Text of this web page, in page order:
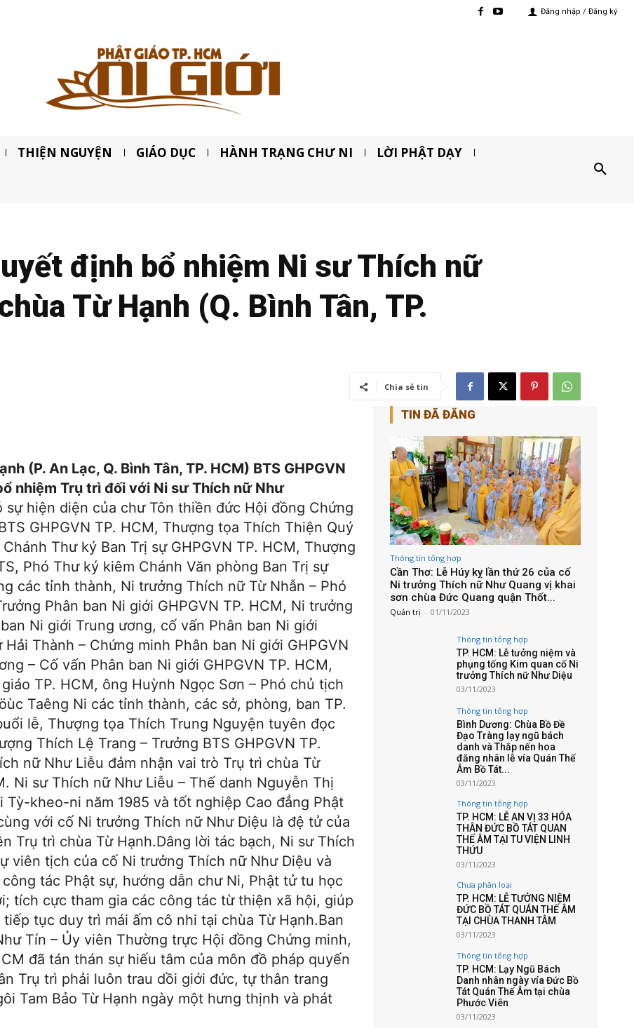
Đăng nhập / Đăng ký
THIỆN NGUYỆN GIÁO DỤC HÀNH TRẠNG CHƯ NI LỜI PHẬT DẠY
định bổ nhiệm Ni sư Thích nữ
Từ Hạnh (Q. Bình Tân, TP.
Chia sẻ tin
(P. An Lạc, Q. Bình Tân, TP. HCM) BTS GHPGVN
nhiệm Trụ trì đối với Ni sư Thích nữ Như
hiện diện của chư Tôn thiền đức Hội đồng Chứng
GHPGVN TP. HCM, Thượng tọa Thích Thiện Quý
Thư ký Ban Trị sự GHPGVN TP. HCM, Thượng
Phó Thư ký kiêm Chánh Văn phòng Ban Trị sự
các tỉnh thành, Ni trưởng Thích nữ Từ Nhẫn – Phó
Phân ban Ni giới GHPGVN TP. HCM, Ni trưởng
Ni giới Trung ương, cố vấn Phân ban Ni giới
Thành – Chứng minh Phân ban Ni giới GHPGVN
– Cố vấn Phân ban Ni giới GHPGVN TP. HCM,
TP. HCM, ông Huỳnh Ngọc Sơn – Phó chủ tịch
Taêng Ni các tỉnh thành, các sở, phòng, ban TP.
lễ, Thượng tọa Thích Trung Nguyện tuyên đọc
Thích Lệ Trang – Trưởng BTS GHPGVN TP.
nữ Như Liễu đảm nhận vai trò Trụ trì chùa Từ
Ni sư Thích nữ Như Liễu – Thế danh Nguyễn Thị
Tỳ-kheo-ni năm 1985 và tốt nghiệp Cao đẳng Phật
với cố Ni trưởng Thích nữ Như Diệu là đệ tử của
Trụ trì chùa Từ Hạnh.Dâng lời tác bạch, Ni sư Thích
viên tịch của cố Ni trưởng Thích nữ Như Diệu và
tác Phật sự, hướng dẫn chư Ni, Phật tử tu học
tích cực tham gia các công tác từ thiện xã hội, giúp
tục duy trì mái ấm cô nhi tại chùa Từ Hạnh.Ban
Tín – Ủy viên Thường trực Hội đồng Chứng minh,
đã tán thán sự hiếu tâm của môn đồ pháp quyến
Trụ trì phải luôn trau dồi giới đức, tự thân trang
Tam Bảo Từ Hạnh ngày một hưng thịnh và phát
TIN ĐÃ ĐĂNG
Thông tin tổng hợp
Cần Thơ: Lễ Húy kỵ lần thứ 26 của cố
Ni trưởng Thích nữ Như Quang vị khai
sơn chùa Đức Quang quận Thốt...
Quản trị - 01/11/2023
Thông tin tổng hợp
TP. HCM: Lễ tưởng niệm và
phụng tống Kim quan cố Ni
trưởng Thích nữ Như Diệu
03/11/2023
Thông tin tổng hợp
Bình Dương: Chùa Bồ Đề
Đạo Tràng lạy ngũ bách
danh và Thắp nến hoa
đăng nhân lễ vía Quán Thế
Âm Bồ Tát...
03/11/2023
Thông tin tổng hợp
TP. HCM: LỄ AN VỊ 33 HÓA
THÂN ĐỨC BỒ TÁT QUAN
THẾ ÂM TẠI TU VIỆN LINH
THỨU
03/11/2023
Chưa phân loại
TP. HCM: LỄ TƯỞNG NIỆM
ĐỨC BỒ TÁT QUÁN THẾ ÂM
TẠI CHÙA THANH TÂM
03/11/2023
Thông tin tổng hợp
TP. HCM: Lạy Ngũ Bách
Danh nhân ngày vía Đức Bồ
Tát Quán Thế Âm tại chùa
Phước Viên
03/11/2023